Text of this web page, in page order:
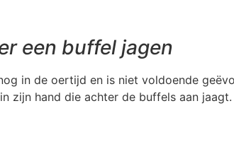
een buffel jagen
in de oertijd en is niet voldoende
zijn hand die achter de buffels aan jaagt.